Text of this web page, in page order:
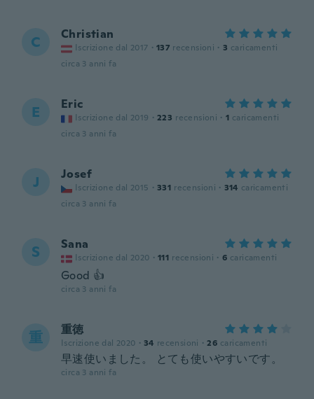
C Christian
Iscrizione dal 2017 · 137 recensioni · 3 caricamenti
circa 3 anni fa
E Eric
Iscrizione dal 2019 · 223 recensioni · 1 caricamenti
circa 3 anni fa
J Josef
Iscrizione dal 2015 · 331 recensioni · 314 caricamenti
circa 3 anni fa
S Sana
Iscrizione dal 2020 · 111 recensioni · 6 caricamenti
Good 👍
circa 3 anni fa
重 重徳
Iscrizione dal 2020 · 34 recensioni · 26 caricamenti
早速使いました。 とても使いやすいです。
circa 3 anni fa